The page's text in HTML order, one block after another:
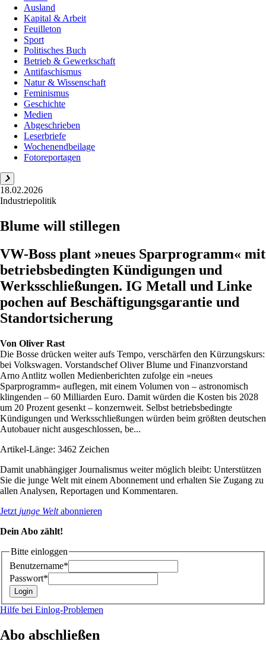
Ausland
Kapital & Arbeit
Feuilleton
Sport
Politisches Buch
Betrieb & Gewerkschaft
Antifaschismus
Natur & Wissenschaft
Feminismus
Geschichte
Medien
Abgeschrieben
Leserbriefe
Wochenendbeilage
Fotoreportagen
18.02.2026
Industriepolitik
Blume will stillegen
VW-Boss plant »neues Sparprogramm« mit
betriebsbedingten Kündigungen und
Werksschließungen. IG Metall und Linke
pochen auf Beschäftigungsgarantie und
Standortsicherung
Von Oliver Rast
Die Bosse drücken weiter aufs Tempo, verschärfen den Kürzungskurs:
bei Volkswagen. Vorstandschef Oliver Blume und Finanzvorstand
Arno Antlitz wollen Medienberichten zufolge ein »neues
Sparprogramm« auflegen, mit einem Volumen von – astronomisch
klingenden – 60 Milliarden Euro. Damit würden die Kosten bis 2028
um 20 Prozent gesenkt – konzernweit. Selbst betriebsbedingte
Kündigungen und Werksschließungen würden beim größten deutschen
Autobauer nicht ausgeschlossen, be...
Artikel-Länge: 3462 Zeichen
Damit unabhängiger Journalismus weiter möglich bleibt: Unterstützen
Sie die junge Welt mit einem Abonnement und erhalten Sie Zugang zu
allen Analysen, Reportagen und Kommentaren.
Jetzt junge Weltabonnieren
Dein Abo zählt!
Bitte einloggen
Benutzername*
Passwort*
Hilfe bei Einlog-Problemen
Abo abschließen